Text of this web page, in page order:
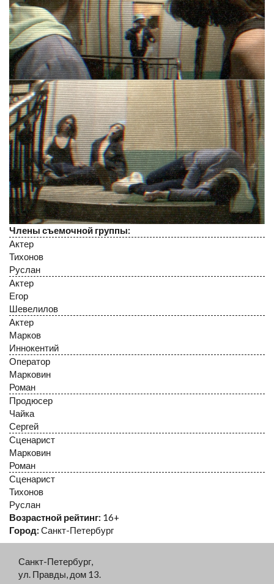
Члены съемочной группы:
Актер
Тихонов
Руслан
Актер
Егор
Шевелилов
Актер
Марков
Иннокентий
Оператор
Марковин
Роман
Продюсер
Чайка
Сергей
Сценарист
Марковин
Роман
Сценарист
Тихонов
Руслан
Возрастной рейтинг: 16+
Город: Санкт-Петербург
Санкт-Петербург,
ул. Правды, дом 13.